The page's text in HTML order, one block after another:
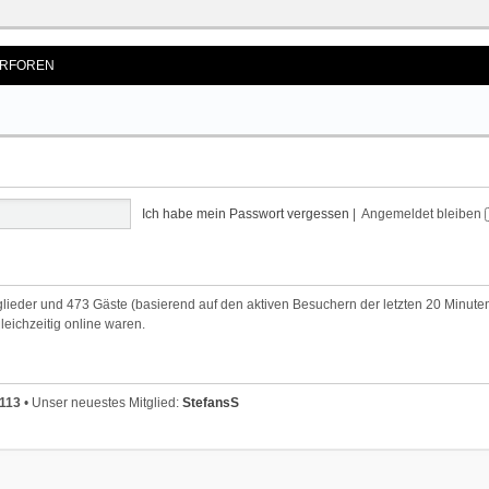
Ich habe mein Passwort vergessen Angemeldet bleiben
und 473 Gäste (basierend auf den aktiven Besuchern der letzten 20
online waren.
• Unser neuestes Mitglied: StefansS